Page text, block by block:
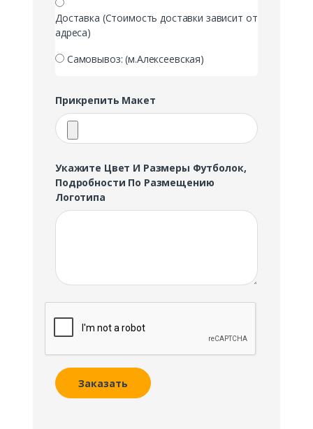
Доставка (Стоимость доставки зависит от
адреса)
Самовывоз: (м.Алексеевская)
Прикрепить Макет
Укажите Цвет И Размеры Футболок,
Подробности По Размещению
Логотипа
Заказать